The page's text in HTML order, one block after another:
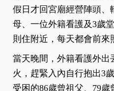
假日才回宮廟經營陣頭、
母、一位外籍看護及3歲
則住附近，每天都會前來
當天晚間，外籍看護外出
火，趕緊入內自行抱出3
受困的86歲曾祖父、79